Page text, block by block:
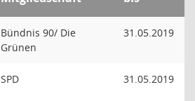
Bündnis 90/ Die
Grünen
31.05.2019
SPD 31.05.2019